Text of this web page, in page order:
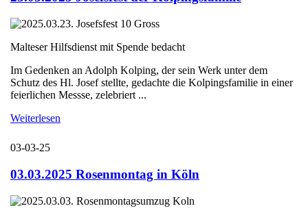
Malteser Hilfsdienst mit Spende bedacht
Im Gedenken an Adolph Kolping, der sein Werk unter dem
Schutz des Hl. Josef stellte, gedachte die Kolpingsfamilie in einer
feierlichen Messse, zelebriert ...
Weiterlesen
03-03-25
03.03.2025 Rosenmontag in Köln